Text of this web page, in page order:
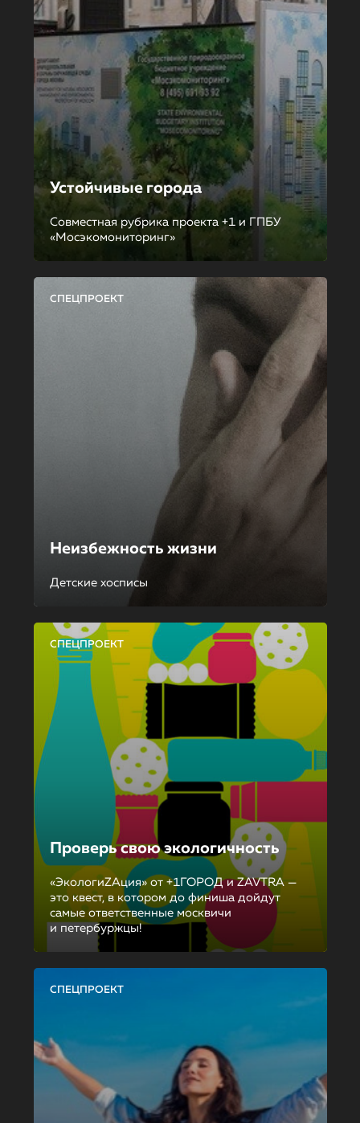
Устойчивые города
Совместная рубрика проекта +1 и ГПБУ
«Мосэкомониторинг»
СПЕЦПРОЕКТ
Неизбежность жизни
Детские хосписы
СПЕЦПРОЕКТ
Проверь свою экологичность
«ЭкологиZAция» от +1ГОРОД и ZAVTRA —
это квест, в котором до финиша дойдут
самые ответственные москвичи
и петербуржцы!
СПЕЦПРОЕКТ